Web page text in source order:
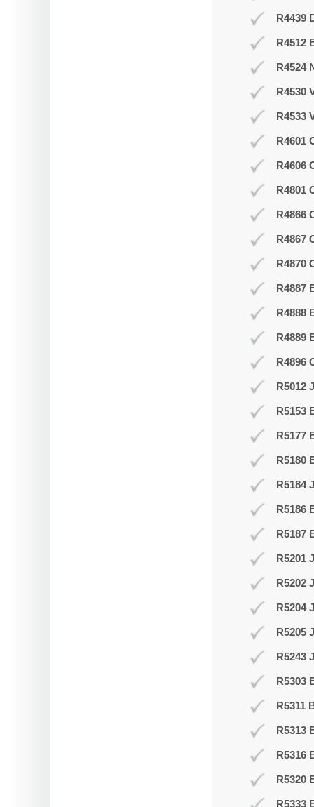
R4439
R4512
R4524
R4530
R4533
R4601
R4606
R4801
R4866
R4867
R4870
R4887
R4888
R4889
R4896
R5012
R5153
R5177
R5180
R5184
R5186
R5187
R5201
R5202
R5204
R5205
R5243
R5303
R5311
R5313
R5316
R5320
R5333